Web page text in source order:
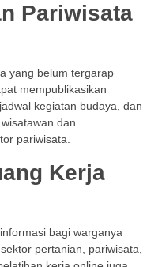
Pariwisata
yang belum tergarap
mempublikasikan
kegiatan budaya, dan
dan
pariwisata.
Kerja
bagi warganya
pertanian, pariwisata,